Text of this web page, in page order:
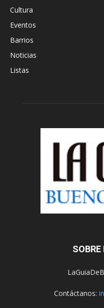
Cultura
Eventos
Barrios
Noticias
Listas
Contáctanos: